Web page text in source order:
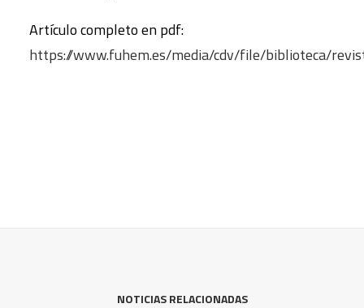
Artículo completo en pdf:
https://www.fuhem.es/media/cdv/file/biblioteca/
NOTICIAS RELACIONADAS